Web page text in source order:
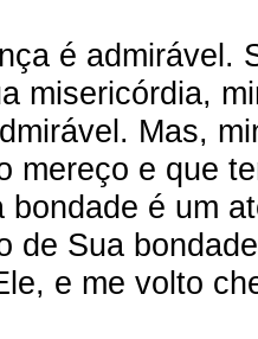
é admirável.
misericórdia,
Mas,
mereço e que
bondade é um
de Sua
e me volto